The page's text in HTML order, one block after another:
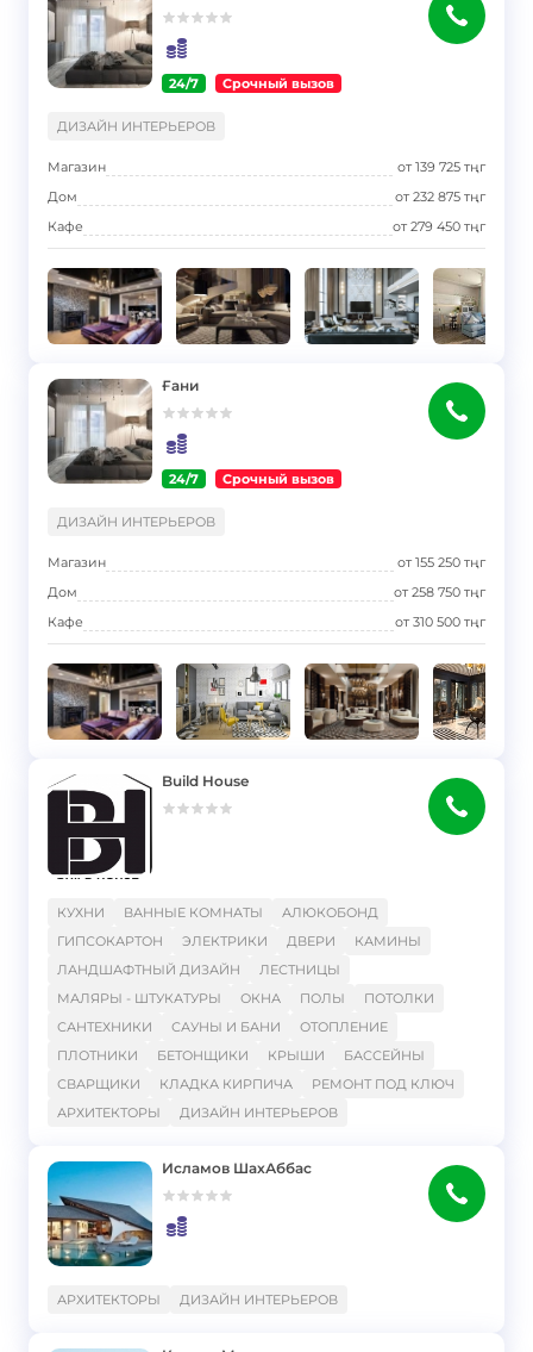
24/7 Срочный вызов
ДИЗАЙН ИНТЕРЬЕРОВ
Магазин от139 725 тңг
Дом
от232 875 тңг
Кафе
от279 450 тңг
Ғани
24/7 Срочный вызов
ДИЗАЙН ИНТЕРЬЕРОВ
Магазин от155 250 тңг
Дом
от258 750 тңг
Кафе
от310 500 тңг
Build House
КУХНИ ВАННЫЕ КОМНАТЫ
АЛЮКОБОНД
ГИПСОКАРТОН
ЭЛЕКТРИКИ ДВЕРИ
КАМИНЫ
ЛАНДШАФТНЫЙ ДИЗАЙН
ЛЕСТНИЦЫ
МАЛЯРЫ - ШТУКАТУРЫ
ОКНА ПОЛЫ
ПОТОЛКИ
САНТЕХНИКИ
САУНЫ И БАНИ
ОТОПЛЕНИЕ
ПЛОТНИКИ
БЕТОНЩИКИ КРЫШИ
БАССЕЙНЫ
СВАРЩИКИ
КЛАДКА КИРПИЧА
РЕМОНТ ПОД КЛЮЧ
АРХИТЕКТОРЫ
ДИЗАЙН ИНТЕРЬЕРОВ
Исламов ШахАббас
АРХИТЕКТОРЫ ДИЗАЙН ИНТЕРЬЕРОВ